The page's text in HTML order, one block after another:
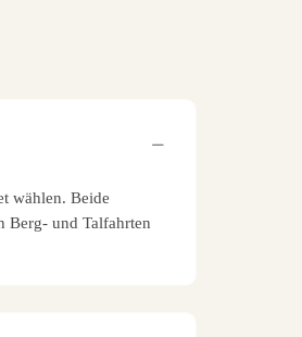
wählen. Beide
Berg- und Talfahrten